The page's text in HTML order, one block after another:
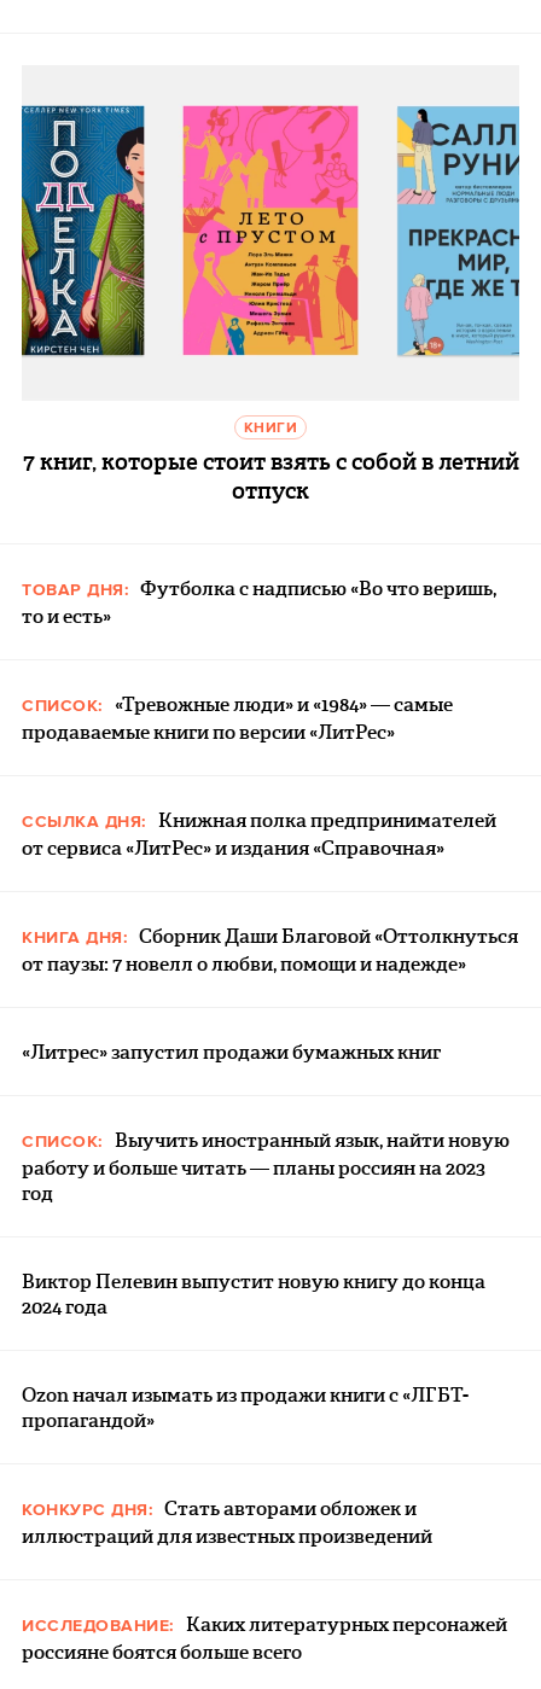
КНИГИ
7 книг, которые стоит взять с собой в летний
отпуск
ТОВАР ДНЯ: Футболка с надписью «Во что веришь,
то и есть»
СПИСОК:
«Тревожные люди» и «1984» — самые
продаваемые книги по версии «ЛитРес»
ССЫЛКА ДНЯ:
Книжная полка предпринимателей
от сервиса «ЛитРес» и издания «Справочная»
КНИГА ДНЯ: Сборник Даши Благовой «Оттолкнуться
от паузы: 7 новелл о любви, помощи и надежде»
«Литрес» запустил продажи бумажных книг
СПИСОК:
Выучить иностранный язык, найти новую
работу и больше читать — планы россиян на 2023
год
Виктор Пелевин выпустит новую книгу до конца
2024 года
Ozon начал изымать из продажи книги с «ЛГБТ-
пропагандой»
КОНКУРС ДНЯ: Стать авторами обложек и
иллюстраций для известных произведений
ИССЛЕДОВАНИЕ:
Каких литературных персонажей
россияне боятся больше всего